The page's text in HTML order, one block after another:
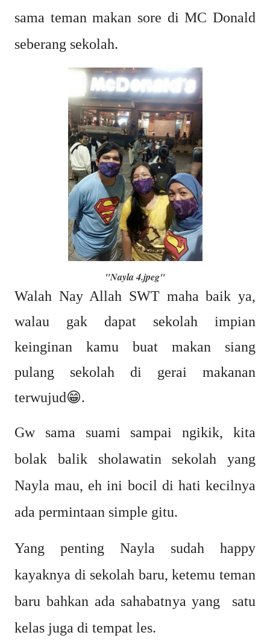
sama teman makan sore di MC Donald
seberang sekolah.
"Nayla 4.jpeg"
Walah Nay Allah SWT maha baik ya,
walau gak dapat sekolah impian
keinginan kamu buat makan siang
pulang sekolah di gerai makanan
terwujud😁.
Gw sama suami sampai ngikik, kita
bolak balik sholawatin sekolah yang
Nayla mau, eh ini bocil di hati kecilnya
ada permintaan simple gitu.
Yang penting Nayla sudah happy
kayaknya di sekolah baru, ketemu teman
baru bahkan ada sahabatnya yang satu
kelas juga di tempat les.